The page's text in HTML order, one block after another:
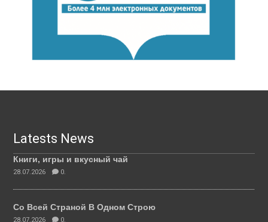
Latests News
Книги, игры и вкусный чай
28.07.2026 0.
Со Всей Страной В Одном Строю
28.07.2026 0.